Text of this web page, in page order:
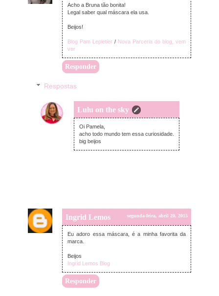
Acho a Bruna tão bonita!
Legal saber qual máscara ela usa.
Beijos!
Blog Pam Lepletier / Nova Parceria do blog, vem
ver
Responder
Respostas
Lulu on the sky
segunda-feira, abril 20, 2015
Oi Pamela,
acho todo mundo tem essa curiosidade.
big beijos
Ingrid Lemos segunda-feira, abril 20, 2015
Eu adoro essa máscara, é a minha favorita da
marca.
Beijos
Ingrid Lemos Blog
Responder